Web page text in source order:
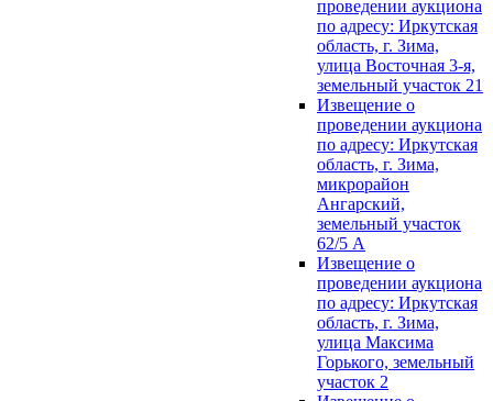
проведении аукциона
по адресу: Иркутская
область, г. Зима,
улица Восточная 3-я,
земельный участок 21
Извещение о
проведении аукциона
по адресу: Иркутская
область, г. Зима,
микрорайон
Ангарский,
земельный участок
62/5 А
Извещение о
проведении аукциона
по адресу: Иркутская
область, г. Зима,
улица Максима
Горького, земельный
участок 2